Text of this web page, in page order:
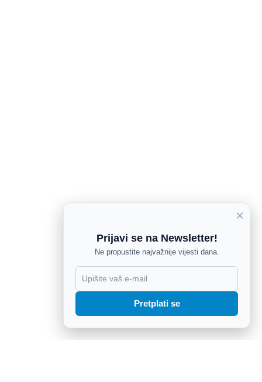
×
Prijavi se na Newsletter!
Ne propustite najvažnije vijesti dana.
Pretplati se